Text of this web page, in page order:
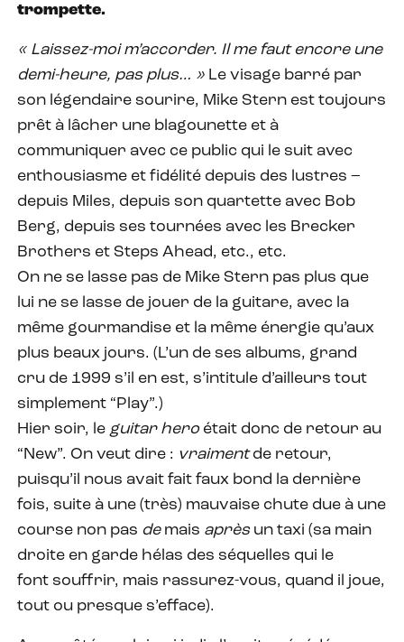
trompette.
« Laissez-moi m’accorder. Il me faut encore une
demi-heure, pas plus… » Le visage barré par
son légendaire sourire, Mike Stern est toujours
prêt à lâcher une blagounette et à
communiquer avec ce public qui le suit avec
enthousiasme et fidélité depuis des lustres –
depuis Miles, depuis son quartette avec Bob
Berg, depuis ses tournées avec les Brecker
Brothers et Steps Ahead, etc., etc.
On ne se lasse pas de Mike Stern pas plus que
lui ne se lasse de jouer de la guitare, avec la
même gourmandise et la même énergie qu’aux
plus beaux jours. (L’un de ses albums, grand
cru de 1999 s’il en est, s’intitule d’ailleurs tout
simplement “Play”.)
Hier soir, le guitar heroétait donc de retour au
“New”. On veut dire : vraimentde retour,
puisqu’il nous avait fait faux bond la dernière
fois, suite à une (très) mauvaise chute due à une
course non pas demais aprèsun taxi (sa main
droite en garde hélas des séquelles qui le
font souffrir, mais rassurez-vous, quand il joue,
tout ou presque s’efface).